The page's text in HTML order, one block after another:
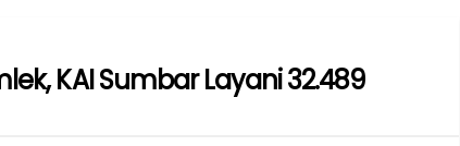
KAI Sumbar Layani 32.489